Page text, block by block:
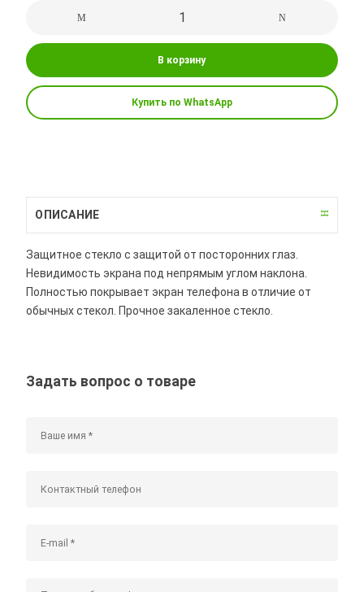
В корзину
Купить по WhatsApp
ОПИСАНИЕ
Защитное стекло с защитой от посторонних глаз.
Невидимость экрана под непрямым углом наклона.
Полностью покрывает экран телефона в отличие от
обычных стекол. Прочное закаленное стекло.
Задать вопрос о товаре